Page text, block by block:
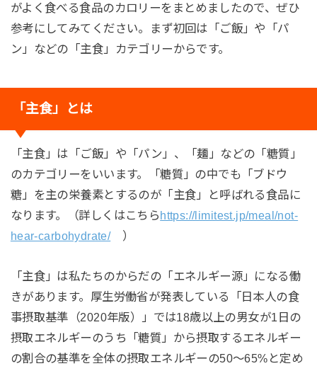
がよく食べる食品のカロリーをまとめましたので、ぜひ
参考にしてみてください。まず初回は「ご飯」や「パ
ン」などの「主食」カテゴリーからです。
「主食」とは
「主食」は「ご飯」や「パン」、「麺」などの「糖質」
のカテゴリーをいいます。「糖質」の中でも「ブドウ
糖」を主の栄養素とするのが「主食」と呼ばれる食品に
なります。（詳しくはこちらhttps://limitest.jp/meal/not-
hear-carbohydrate/）
「主食」は私たちのからだの「エネルギー源」になる働
きがあります。厚生労働省が発表している「日本人の食
事摂取基準（2020年版）」では18歳以上の男女が1日の
摂取エネルギーのうち「糖質」から摂取するエネルギー
の割合の基準を全体の摂取エネルギーの50〜65%と定め